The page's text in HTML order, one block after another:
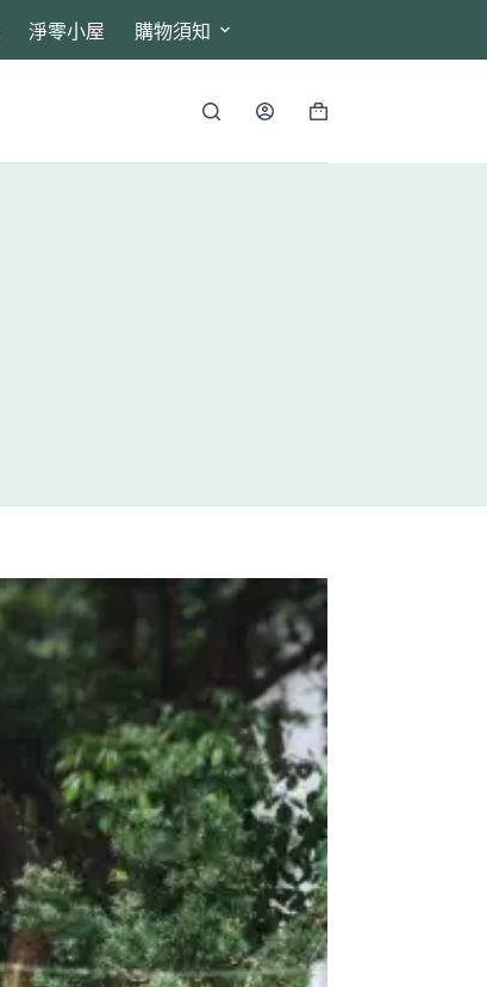
淨零小屋 購物須知